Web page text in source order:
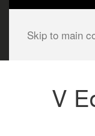
Skip to main
V